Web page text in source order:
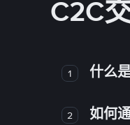
C2C
1 什么
2 如何